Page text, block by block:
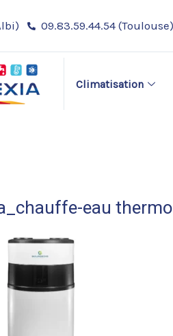
09.83.59.44.54 (Toulouse)
Climatisation
eau